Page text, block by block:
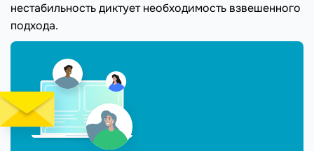
нестабильность диктует необходимость взвешенного
подхода.